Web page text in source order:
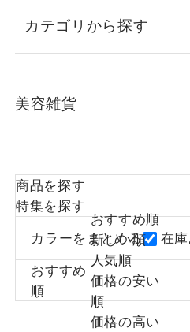
カテゴリから探す
美容雑貨
商品を探す
特集を探す
カラーをまとめる 在
おすすめ
順
おすすめ順
新しい順
人気順
価格の安い
順
価格の高い